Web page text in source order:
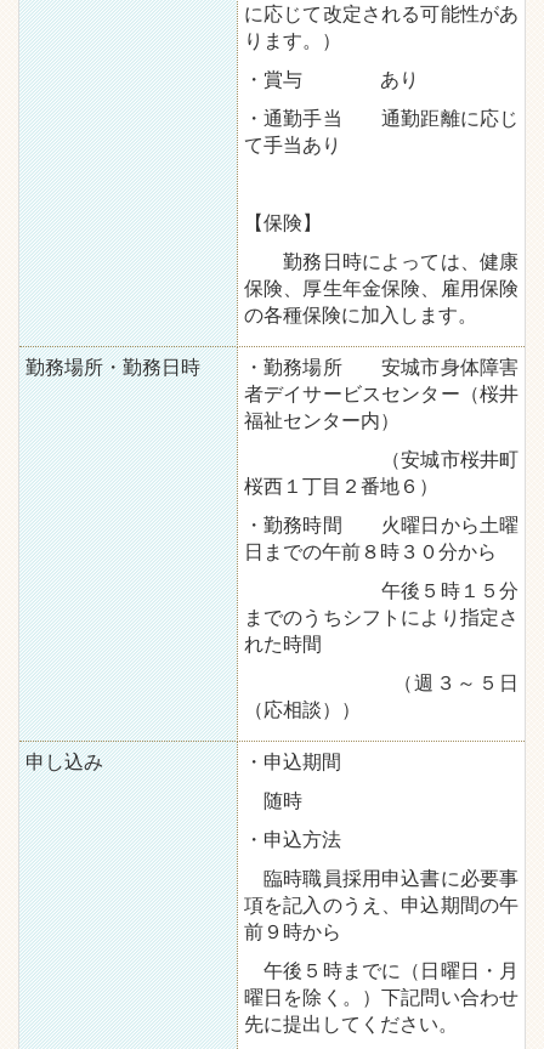
に応じて改定される可能性があ
ります。）
・賞与 あり
・通勤手当 通勤距離に応じ
て手当あり
【保険】
勤務日時によっては、健康
保険、厚生年金保険、雇用保険
の各種保険に加入します。
勤務場所・勤務日時
・勤務場所 安城市身体障害
者デイサービスセンター（桜井
福祉センター内）
（安城市桜井町
桜西１丁目２番地６）
・勤務時間 火曜日から土曜
日までの午前８時３０分から
午後５時１５分
までのうちシフトにより指定さ
れた時間
（週３～５日
（応相談））
申し込み
・申込期間
随時
・申込方法
臨時職員採用申込書に必要事
項を記入のうえ、申込期間の午
前９時から
午後５時までに（日曜日・月
曜日を除く。）下記問い合わせ
先に提出してください。